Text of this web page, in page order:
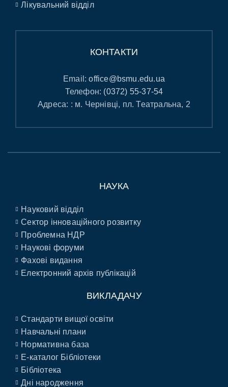
Лікувальний відділ
КОНТАКТИ
Email:office@bsmu.edu.ua
Телефон: (0372) 55-37-54
Адреса: : м. Чернівці, пл. Театральна, 2
НАУКА
Науковий відділ
Сектор інноваційного розвитку
Проблемна НДР
Наукові форуми
Фахові видання
Електронний архів публікацій
ВИКЛАДАЧУ
Стандарти вищої освіти
Навчальні плани
Нормативна база
E-каталог Бібліотеки
Бібліотека
Дні народження